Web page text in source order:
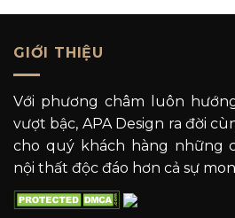
GIỚI THIỆU
Với phương châm luôn
vượt bậc, APA Design ra đời
cho quý khách hàng những
nội thất độc đáo hơn cả sự